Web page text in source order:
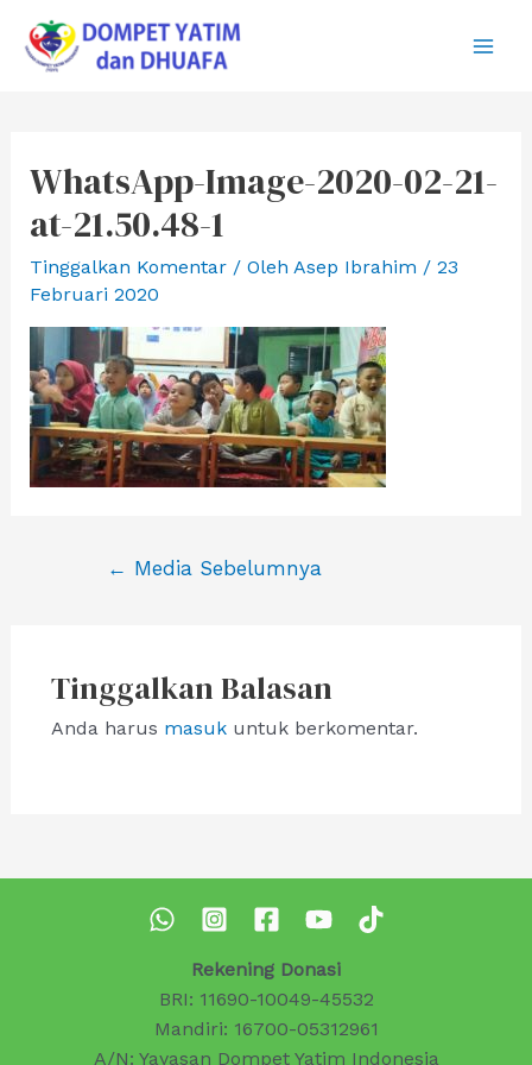
konten
WhatsApp-Image-2020-02-21-
at-21.50.48-1
Tinggalkan Komentar / Oleh Asep Ibrahim / 23
Februari 2020
Navigasi
← Media Sebelumnya
Tinggalkan Balasan
Anda harus masukuntuk berkomentar.
Rekening Donasi
BRI: 11690-10049-45532
Mandiri: 16700-05312961
A/N: Yayasan Dompet Yatim Indonesia